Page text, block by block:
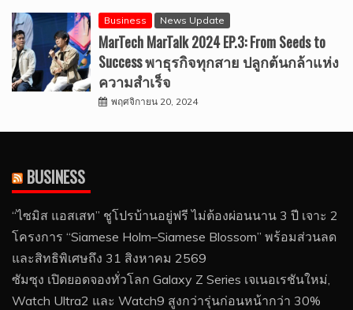
Business News Update
MarTech MarTalk 2024 EP.3: From Seeds to
Success พาธุรกิจทุกสาย ปลูกต้นกล้าแห่ง
ความสำเร็จ
พฤศจิกายน 20, 2024
BUSINESS
“ไซมิส แอสเสท” ชูโปรบ้านอยู่ฟรี ไม่ต้องผ่อนนาน 3 ปี เจาะ 2
โครงการ “Siamese Holm–Siamese Blossom” พร้อมส่วนลด
และสิทธิพิเศษถึง 31 สิงหาคม 2569
ซัมซุง เปิดยอดจองทั่วโลก Galaxy Z Series เจเนอเรชันใหม่,
Watch Ultra2 และ Watch9 สูงกว่ารุ่นก่อนหน้ากว่า 30%